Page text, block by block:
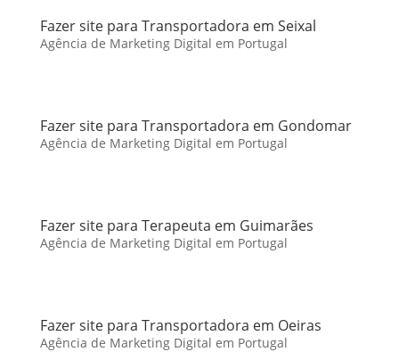
Fazer site para Transportadora em Seixal
Agência de Marketing Digital em Portugal
Fazer site para Transportadora em Gondomar
Agência de Marketing Digital em Portugal
Fazer site para Terapeuta em Guimarães
Agência de Marketing Digital em Portugal
Fazer site para Transportadora em Oeiras
Agência de Marketing Digital em Portugal